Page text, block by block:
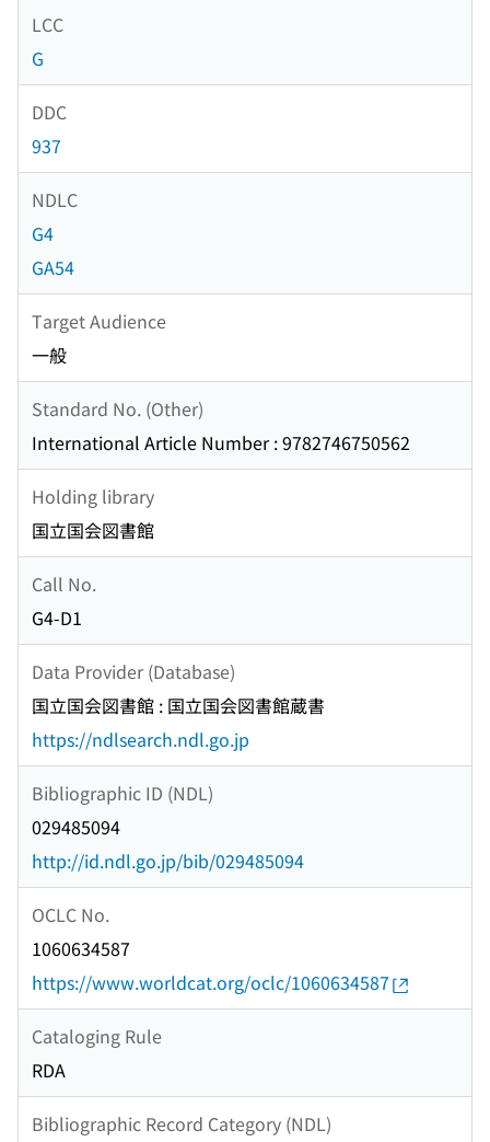
LCC
G
DDC
937
NDLC
G4
GA54
Target Audience
一般
Standard No. (Other)
International Article Number : 9782746750562
Holding library
国立国会図書館
Call No.
G4-D1
Data Provider (Database)
国立国会図書館 : 国立国会図書館蔵書
https://ndlsearch.ndl.go.jp
Bibliographic ID (NDL)
029485094
http://id.ndl.go.jp/bib/029485094
OCLC No.
1060634587
https://www.worldcat.org/oclc/1060634587
Cataloging Rule
RDA
Bibliographic Record Category (NDL)